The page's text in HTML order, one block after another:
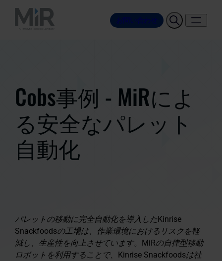
お問い合わせ
Cobs事例 - MiRによ
る安全なパレット
自動化
パレットの移動に完全自動化を導入したKinrise
Snackfoodsの工場は、作業環境におけるリスクを軽
減し、生産性を向上させています。MiRの自律型移動
ロボットを利用することで、Kinrise Snackfoodsは社